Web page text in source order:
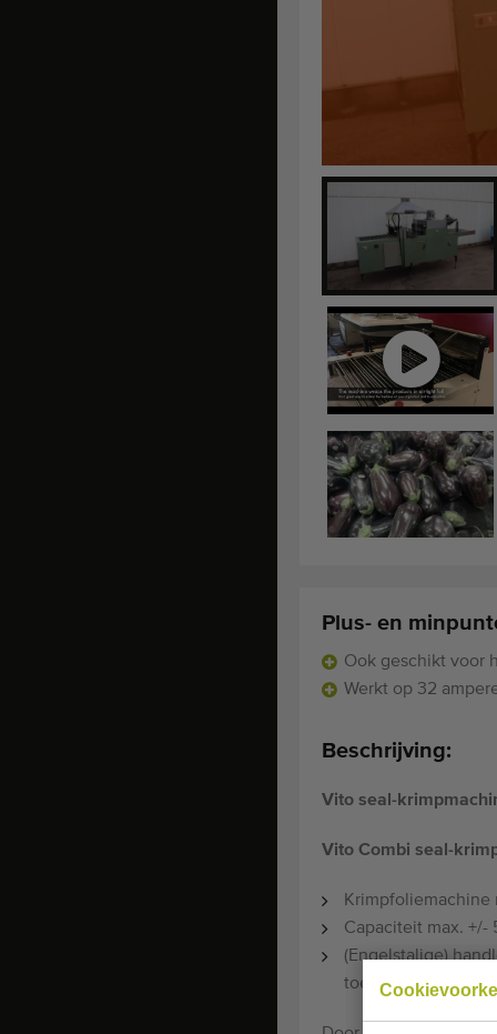
Plus- en
Ook geschikt voor
Werkt op 32
Beschrijving:
Vito seal-
Vito Combi seal-
Krimpfoliemachine
Capaciteit max. +/-
(Engelstalige)
toegezonden.